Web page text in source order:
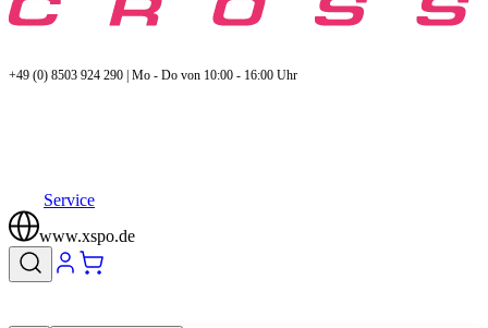
+49 (0) 8503 924 290 | Mo - Do von 10:00 - 16:00 Uhr
Service
www.xspo.de